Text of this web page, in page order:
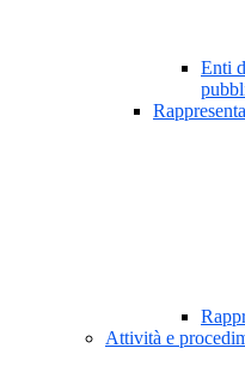
Enti
Attività e